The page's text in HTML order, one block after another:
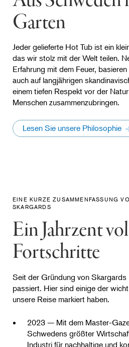
Garten
Jeder gelieferte Hot Tub ist ein
das wir stolz mit der Welt teilen.
Erfahrung mit dem Feuer,
auch auf langjährigen
einem tiefen Respekt vor der
Menschen zusammenzubringen.
Lesen Sie unsere Philosophie
EINE KURZE ZUSAMMENFASSUNG
SKARGARDS
Ein Jahrzent
Fortschritte
Seit der Gründung von Skargards
passiert. Hier sind einige der
unsere Reise markiert haben.
2023 — Mit dem Master-
Schwedens größter
Industri für nachhaltige und